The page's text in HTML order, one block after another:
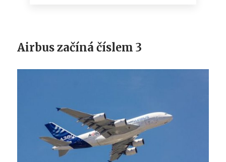
Airbus začíná číslem 3